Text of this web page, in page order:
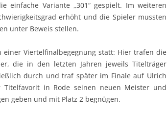
einfache Variante „301“ gespielt. Im weiteren
erhöht und die Spieler mussten
unter Beweis stellen.
einer Viertelfinalbegegnung statt: Hier trafen die
die in den letzten Jahren jeweils Titelträger
durch und traf später im Finale auf Ulrich
in Rode seinen neuen Meister und
geben und mit Platz 2 begnügen.